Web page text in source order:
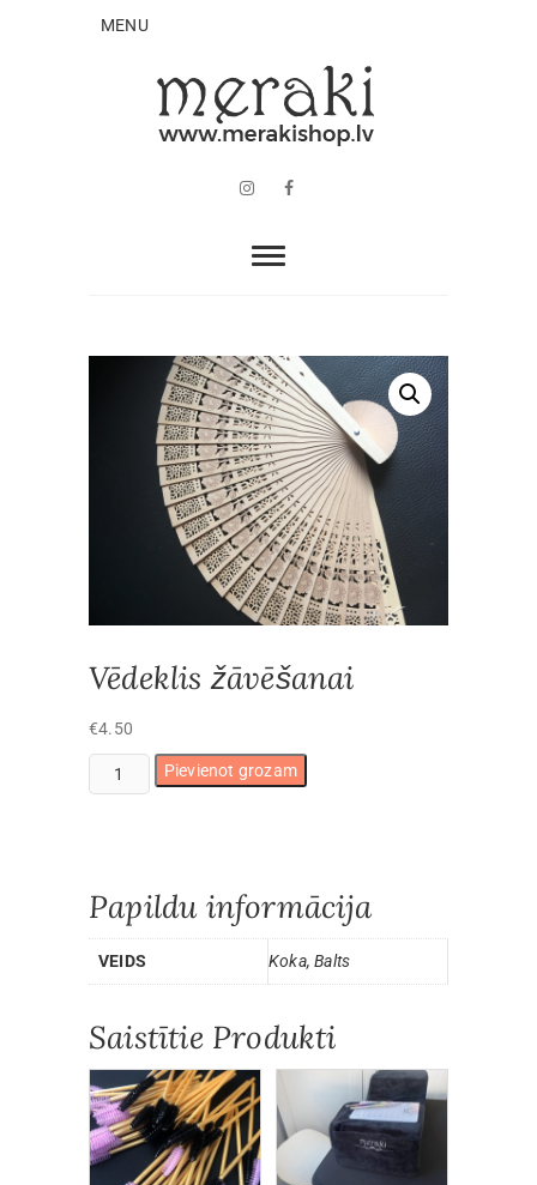
MENU
InstagramFacebook
Vēdeklis žāvēšanai
€4.50
Vēdeklis
žāvēšanai
Pievienot grozam
Papildu informācija
VEIDS Koka, Balts
Saistītie Produkti